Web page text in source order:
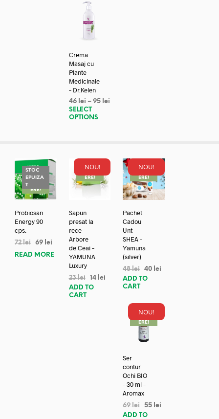
Crema
Masaj cu
Plante
Medicinale
– Dr.Kelen
46 lei – 95 lei
SELECT
OPTIONS
STOC
EPUIZA
TREDUC
ERE!
Probiosan
Energy 90
cps.
72lei 69 lei
READ MORE
NOU!
REDUC
ERE!
Sapun
presat la
rece
Arbore
de Ceai –
YAMUNA
Luxury
23lei 14 lei
ADD TO
CART
NOU!
REDUC
ERE!
Pachet
Cadou
Unt
SHEA –
Yamuna
(silver)
48lei 40 lei
ADD TO
CART
NOU!
REDUC
ERE!
Ser
contur
Ochi BIO
– 30 ml –
Aromax
69lei 55 lei
ADD TO